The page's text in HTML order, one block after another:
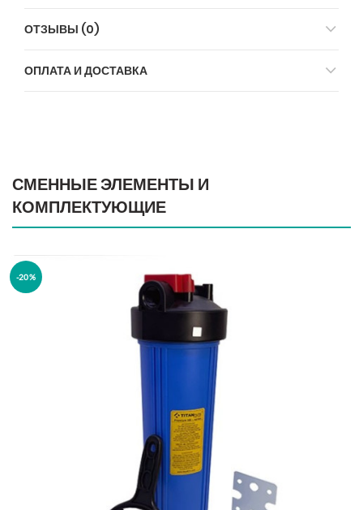
ОТЗЫВЫ (0)
ОПЛАТА И ДОСТАВКА
СМЕННЫЕ ЭЛЕМЕНТЫ И
КОМПЛЕКТУЮЩИЕ
-20%